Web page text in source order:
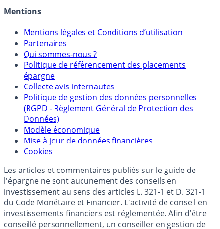
Mentions légales et Conditions d’utilisation
Partenaires
Qui sommes-nous ?
Politique de référencement des placements
épargne
Collecte avis internautes
Politique de gestion des données personnelles
(RGPD - Règlement Général de Protection des
Données)
Modèle économique
Mise à jour de données financières
Cookies
Les articles et commentaires publiés sur le guide de
l'épargne ne sont aucunement des conseils en
investissement au sens des articles L. 321-1 et D. 321-1
du Code Monétaire et Financier. L'activité de conseil en